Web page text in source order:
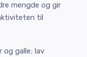
mengde og gir
til
og galle; lav